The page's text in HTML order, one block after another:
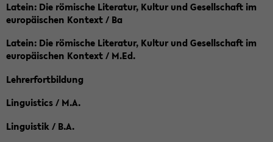
Latein: Die römische Literatur, Kultur und Gesellschaft im
europäischen Kontext / Ba
Latein: Die römische Literatur, Kultur und Gesellschaft im
europäischen Kontext / M.Ed.
Lehrerfortbildung
Linguistics / M.A.
Linguistik / B.A.